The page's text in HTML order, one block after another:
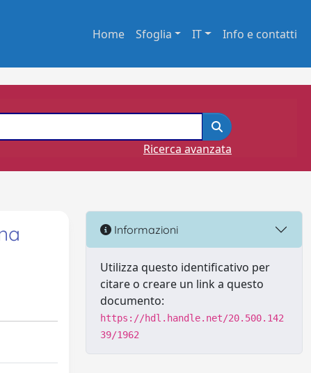
Home Sfoglia IT Info e contatti
Ricerca avanzata
Informazioni
Utilizza questo identificativo per
citare o creare un link a questo
documento:
https://hdl.handle.net/20.500.142
39/1962